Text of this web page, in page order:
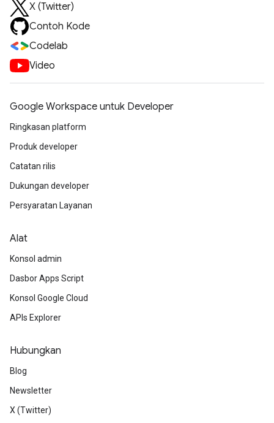
X (Twitter)
Contoh Kode
Codelab
Video
Google Workspace untuk Developer
Ringkasan platform
Produk developer
Catatan rilis
Dukungan developer
Persyaratan Layanan
Alat
Konsol admin
Dasbor Apps Script
Konsol Google Cloud
APIs Explorer
Hubungkan
Blog
Newsletter
X (Twitter)